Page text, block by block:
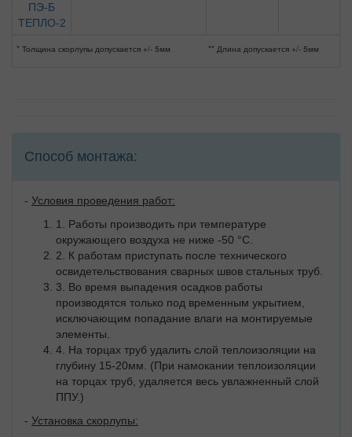
* Толщина скорлупы допускается +/- 5мм ** Длина допускается +/- 5мм
Способ монтажа:
- Условия проведения работ:
1. Работы производить при температуре
окружающего воздуха не ниже -50 °C.
2. К работам приступать после технического
освидетельствования сварных швов стальных труб.
3. Во время выпадения осадков работы
производятся только под временным укрытием,
исключающим попадание влаги на монтируемые
элементы.
4. На торцах труб удалить слой теплоизоляции на
глубину 15-20мм. (При намокании теплоизоляции
на торцах труб, удаляется весь увлажненный слой
ППУ.)
- Установка скорлупы: